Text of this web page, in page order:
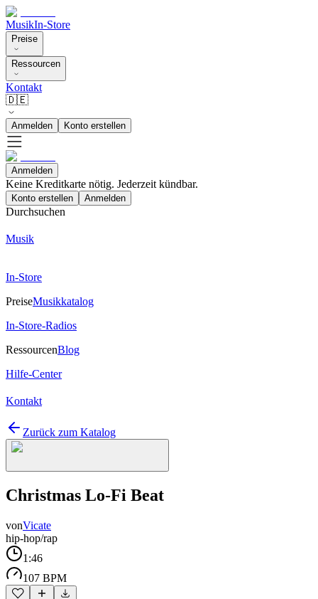
MusikIn-Store
Preise
Ressourcen
Kontakt
🇩🇪
Anmelden Konto erstellen
Anmelden
Keine Kreditkarte nötig. Jederzeit kündbar.
Konto erstellen Anmelden
Durchsuchen
Musik
In-Store
PreiseMusikkatalog
In-Store-Radios
RessourcenBlog
Hilfe-Center
Kontakt
Zurück zum Katalog
Christmas Lo-Fi Beat
vonVicate
hip-hop/rap
1:46
107 BPM